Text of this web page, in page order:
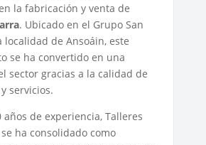
la fabricación y venta de
. Ubicado en el Grupo San
localidad de Ansoáin, este
se ha convertido en una
sector gracias a la calidad de
servicios.
años de experiencia, Talleres
ha consolidado como